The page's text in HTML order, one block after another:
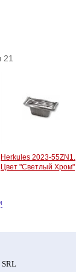
21
Herkules 2023-55ZN1.
Цвет "Светлый Хром"